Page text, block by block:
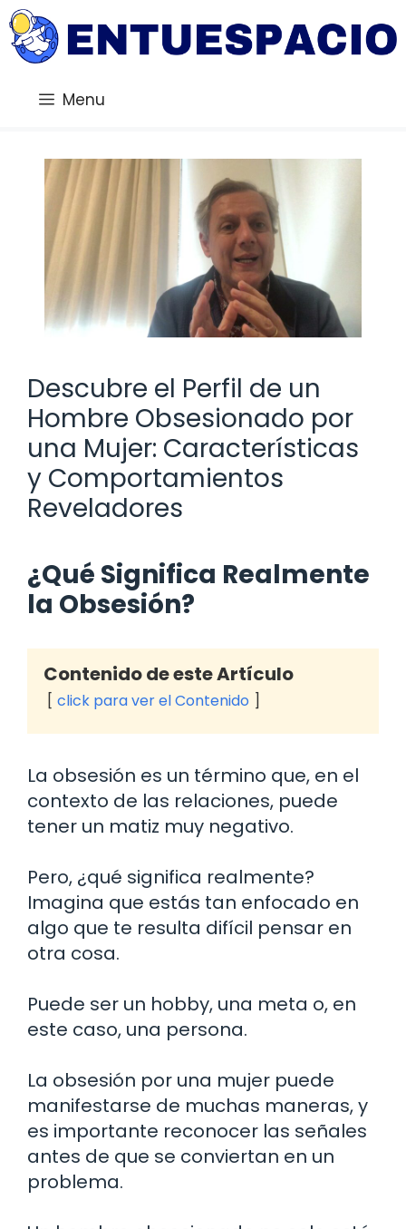
Saltar
al
contenido
Menu
Descubre el Perfil de un
Hombre Obsesionado por
una Mujer: Características
y Comportamientos
Reveladores
¿Qué Significa Realmente
la Obsesión?
Contenido de este Artículo
click para ver el Contenido
La obsesión es un término que, en el
contexto de las relaciones, puede
tener un matiz muy negativo.
Pero, ¿qué significa realmente?
Imagina que estás tan enfocado en
algo que te resulta difícil pensar en
otra cosa.
Puede ser un hobby, una meta o, en
este caso, una persona.
La obsesión por una mujer puede
manifestarse de muchas maneras, y
es importante reconocer las señales
antes de que se conviertan en un
problema.